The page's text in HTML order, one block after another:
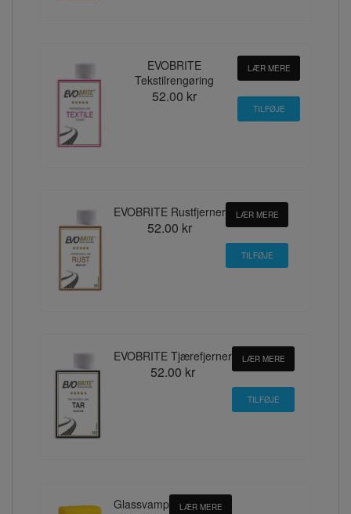
EVOBRITE
Tekstilrengøring
52.00 kr
LÆR MERE
EVOBRITE Rustfjerner
52.00 kr
LÆR MERE
EVOBRITE Tjærefjerner
52.00 kr
LÆR MERE
Glassvamp LÆR MERE